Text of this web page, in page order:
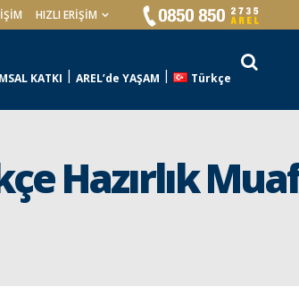
HIZLI ERİŞİM
KATKI AREL’de YAŞAM Türkçe
Hazırlık